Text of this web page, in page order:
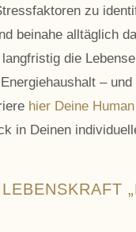
zu
beinahe alltäglich
die
–
hier Deine
in Deinen